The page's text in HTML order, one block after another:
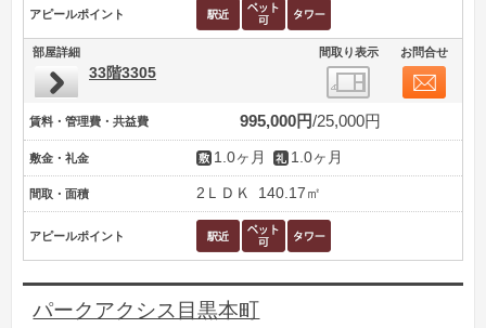
アピールポイント
部屋詳細 間取り表示 お問合せ
33階3305
賃料・管理費・共益費 995,000円 25,000円
敷金・礼金 1.0ヶ月 1.0ヶ月
間取・面積 2ＬＤＫ 140.17㎡
アピールポイント
パークアクシス目黒本町